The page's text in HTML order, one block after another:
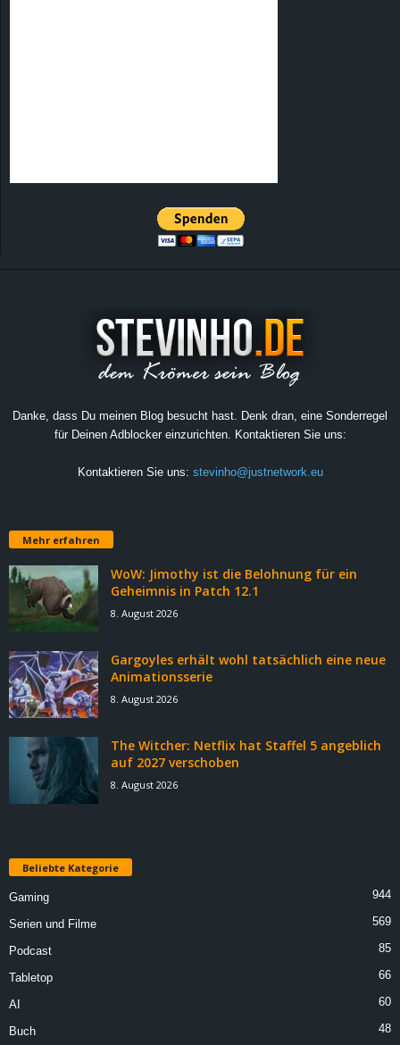
Danke, dass Du meinen Blog besucht hast. Denk dran, eine Sonderregel
für Deinen Adblocker einzurichten. Kontaktieren Sie uns:
Kontaktieren Sie uns: stevinho@justnetwork.eu
Mehr erfahren
WoW: Jimothy ist die Belohnung für ein
Geheimnis in Patch 12.1
8. August 2026
Gargoyles erhält wohl tatsächlich eine neue
Animationsserie
8. August 2026
The Witcher: Netflix hat Staffel 5 angeblich
auf 2027 verschoben
8. August 2026
Beliebte Kategorie
Gaming 944
Serien und Filme 569
Podcast 85
Tabletop 66
AI 60
Buch 48